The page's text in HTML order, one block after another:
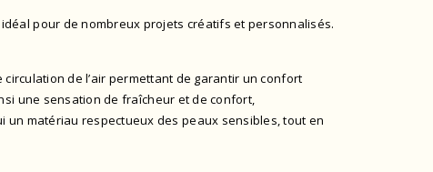
idéal pour de nombreux projets créatifs et personnalisés.
circulation de l’air permettant de garantir un confort
une sensation de fraîcheur et de confort,
un matériau respectueux des peaux sensibles, tout en